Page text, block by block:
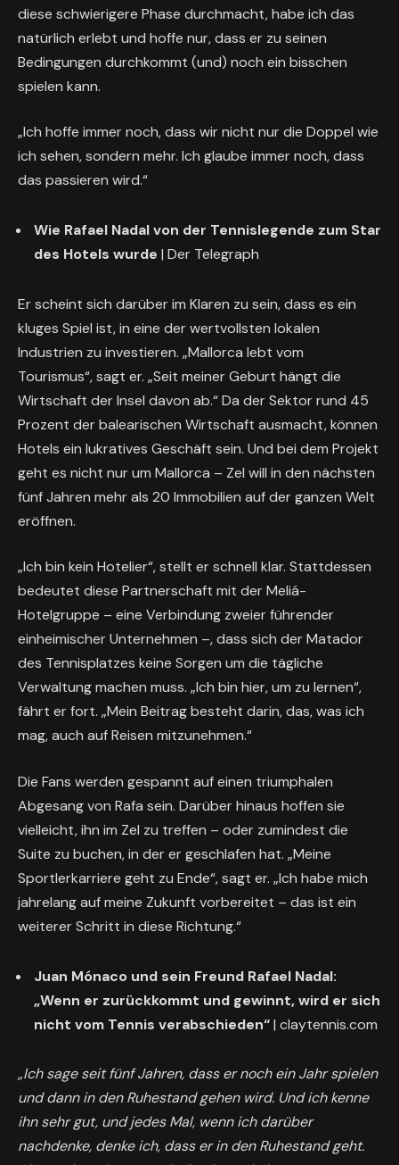
diese schwierigere Phase durchmacht, habe ich das
natürlich erlebt und hoffe nur, dass er zu seinen
Bedingungen durchkommt (und) noch ein bisschen
spielen kann.
„Ich hoffe immer noch, dass wir nicht nur die Doppel wie
ich sehen, sondern mehr. Ich glaube immer noch, dass
das passieren wird.“
Wie Rafael Nadal von der Tennislegende zum Star
des Hotels wurde | Der Telegraph
Er scheint sich darüber im Klaren zu sein, dass es ein
kluges Spiel ist, in eine der wertvollsten lokalen
Industrien zu investieren. „Mallorca lebt vom
Tourismus“, sagt er. „Seit meiner Geburt hängt die
Wirtschaft der Insel davon ab.“ Da der Sektor rund 45
Prozent der balearischen Wirtschaft ausmacht, können
Hotels ein lukratives Geschäft sein. Und bei dem Projekt
geht es nicht nur um Mallorca – Zel will in den nächsten
fünf Jahren mehr als 20 Immobilien auf der ganzen Welt
eröffnen.
„Ich bin kein Hotelier“, stellt er schnell klar. Stattdessen
bedeutet diese Partnerschaft mit der Meliá-
Hotelgruppe – eine Verbindung zweier führender
einheimischer Unternehmen –, dass sich der Matador
des Tennisplatzes keine Sorgen um die tägliche
Verwaltung machen muss. „Ich bin hier, um zu lernen“,
fährt er fort. „Mein Beitrag besteht darin, das, was ich
mag, auch auf Reisen mitzunehmen.“
Die Fans werden gespannt auf einen triumphalen
Abgesang von Rafa sein. Darüber hinaus hoffen sie
vielleicht, ihn im Zel zu treffen – oder zumindest die
Suite zu buchen, in der er geschlafen hat. „Meine
Sportlerkarriere geht zu Ende“, sagt er. „Ich habe mich
jahrelang auf meine Zukunft vorbereitet – das ist ein
weiterer Schritt in diese Richtung.“
Juan Mónaco und sein Freund Rafael Nadal:
„Wenn er zurückkommt und gewinnt, wird er sich
nicht vom Tennis verabschieden“| claytennis.com
„Ich sage seit fünf Jahren, dass er noch ein Jahr spielen
und dann in den Ruhestand gehen wird. Und ich kenne
ihn sehr gut, und jedes Mal, wenn ich darüber
nachdenke, denke ich, dass er in den Ruhestand geht.